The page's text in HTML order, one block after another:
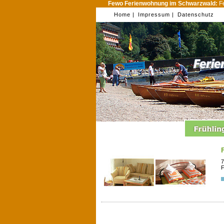
Fewo Ferienwohnung im Schwarzwald:
Home | Impressum | Datenschutz